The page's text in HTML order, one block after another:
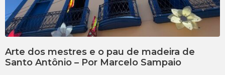
Arte dos mestres e o pau de madeira de
Santo Antônio – Por Marcelo Sampaio